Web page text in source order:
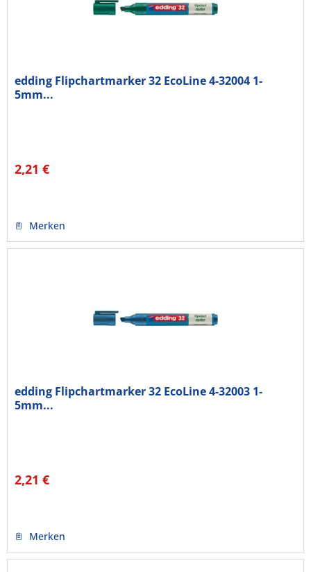
edding Flipchartmarker 32 EcoLine 4-32004 1-
5mm...
2,21 €
Merken
edding Flipchartmarker 32 EcoLine 4-32003 1-
5mm...
2,21 €
Merken